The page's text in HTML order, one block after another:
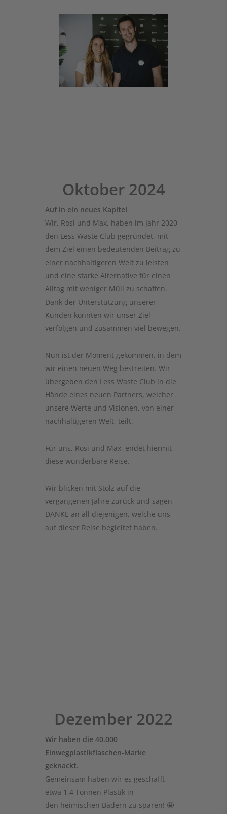
Oktober 2024
Auf in ein neues Kapitel
Wir, Rosi und Max, haben im Jahr 2020
den Less Waste Club gegründet, mit
dem Ziel einen bedeutenden Beitrag zu
einer nachhaltigeren Welt zu leisten
und eine starke Alternative für einen
Alltag mit weniger Müll zu schaffen.
Dank der Unterstützung unserer
Kunden konnten wir unser Ziel
verfolgen und zusammen viel bewegen.
Nun ist der Moment gekommen, in dem
wir einen neuen Weg bestreiten. Wir
übergeben den Less Waste Club in die
Hände eines neuen Partners, welcher
unsere Werte und Visionen, von einer
nachhaltigeren Welt, teilt.
Für uns, Rosi und Max, endet hiermit
diese wunderbare Reise.
Wir blicken mit Stolz auf die
vergangenen Jahre zurück und sagen
DANKE an all diejenigen, welche uns
auf dieser Reise begleitet haben.
Dezember 2022
Wir haben die 40.000
Einwegplastikflaschen-Marke
geknackt.
Gemeinsam haben wir es geschafft
etwa 1,4 Tonnen Plastik in
den heimischen Bädern zu sparen! 🤩